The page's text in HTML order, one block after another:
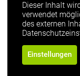
Dieser Inhalt
verwendet
des externen
Einstellungen